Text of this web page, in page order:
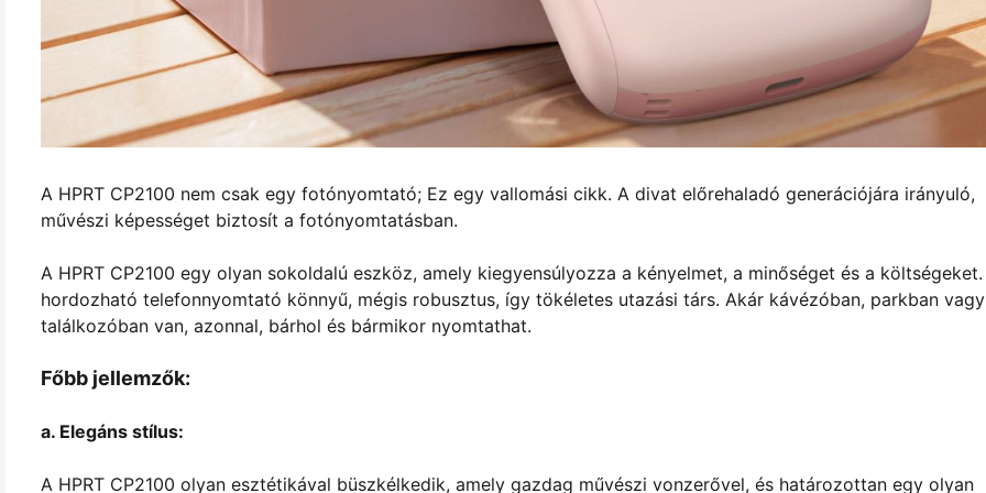
A HPRT CP2100 nem csak egy fotónyomtató; Ez egy vallomási cikk. A divat előrehaladó generációjára irányuló,
művészi képességet biztosít a fotónyomtatásban.
A HPRT CP2100 egy olyan sokoldalú eszköz, amely kiegyensúlyozza a kényelmet, a minőséget és a
hordozható telefonnyomtató könnyű, mégis robusztus, így tökéletes utazási társ. Akár kávézóban, parkban vagy
találkozóban van, azonnal, bárhol és bármikor nyomtathat.
Főbb jellemzők:
a. Elegáns stílus:
A HPRT CP2100 olyan esztétikával büszkélkedik, amely gazdag művészi vonzerővel, és határozottan egy olyan